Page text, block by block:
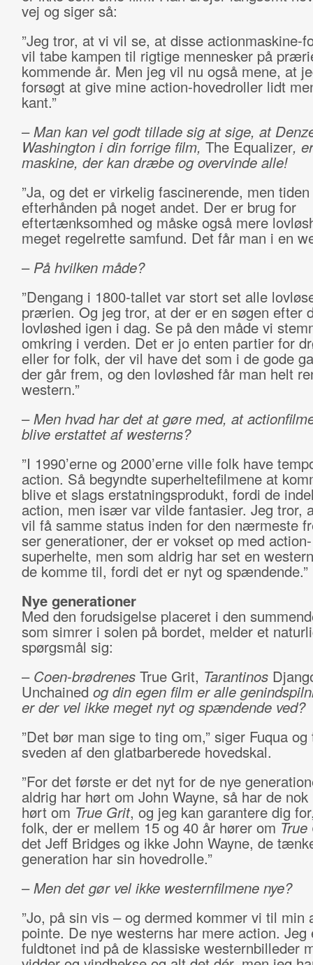
vej og siger så:
”Jeg tror, at vi vil se, at disse actionmaskine-
vil tabe kampen til rigtige mennesker på
kommende år. Men jeg vil nu også mene, at
forsøgt at give mine action-hovedroller lidt
kant.”
–Man kan vel godt tillade sig at sige, at
Washington i din forrige film, The Equalizer,
maskine, der kan dræbe og overvinde alle!
”Ja, og det er virkelig fascinerende, men
efterhånden på noget andet. Der er brug for
eftertænksomhed og måske også mere
meget regelrette samfund. Det får man i en
–På hvilken måde?
”Dengang i 1800-tallet var stort set alle
prærien. Og jeg tror, at der er en søgen efter
lovløshed igen i dag. Se på den måde vi
omkring i verden. Det er jo enten partier for
eller for folk, der vil have det som i de gode
der går frem, og den lovløshed får man helt
western.”
–Men hvad har det at gøre med, at
blive erstattet af westerns?
”I 1990’erne og 2000’erne ville folk have
action. Så begyndte superheltefilmene at
blive et slags erstatningsprodukt, fordi de
action, men især var vilde fantasier. Jeg tror,
vil få samme status inden for den nærmeste
ser generationer, der er vokset op med
superhelte, men som aldrig har set en
de komme til, fordi det er nyt og spændende.”
Nye generationer
Med den forudsigelse placeret i den
som simrer i solen på bordet, melder et
spørgsmål sig:
–Coen-brødrenes True Grit, Tarantinos
Unchained og din egen film er alle
er der vel ikke meget nyt og spændende ved?
”Det bør man sige to ting om,” siger Fuqua
sveden af den glatbarberede hovedskal.
”For det første er det nyt for de nye
aldrig har hørt om John Wayne, så har de
hørt om True Grit, og jeg kan garantere dig
folk, der er mellem 15 og 40 år hører om
det Jeff Bridges og ikke John Wayne, de
generation har sin hovedrolle.”
–Men det gør vel ikke westernfilmene nye?
”Jo, på sin vis – og dermed kommer vi til min
pointe. De nye westerns har mere action. Jeg
fuldtonet ind på de klassiske westernbilleder